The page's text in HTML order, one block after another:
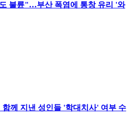
불륜"…부산 폭염에 통창 유리 '와
께 지낸 성인들 '학대치사' 여부 수